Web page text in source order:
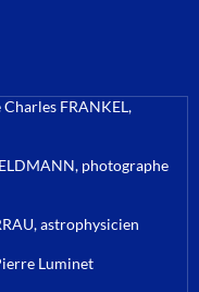
FRANKEL,
photographe
astrophysicien
Luminet